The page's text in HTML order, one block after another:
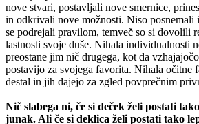
nove stvari, postavljali nove smernice,
in odkrivali nove možnosti. Niso posnemali
se podrejali pravilom, temveč so si dovolili
lastnosti svoje duše. Nihala individualnosti
preostane jim nič drugega, kot da
postavijo za svojega favorita. Nihala očitne
destal in jih dajejo za zgled povprečnim
Nič slabega ni, če si deček želi postati
junak. Ali če si deklica želi postati tako